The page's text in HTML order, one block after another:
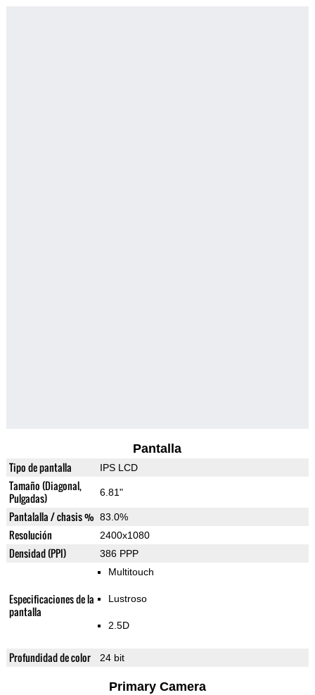
Pantalla
Tipo de pantalla IPS LCD
Tamaño (Diagonal,
Pulgadas)
6.81"
Pantalalla / chasis % 83.0%
Resolución 2400x1080
Densidad (PPI) 386 PPP
Especificaciones de la
pantalla
Multitouch
Lustroso
2.5D
Profundidad de color 24 bit
Primary Camera